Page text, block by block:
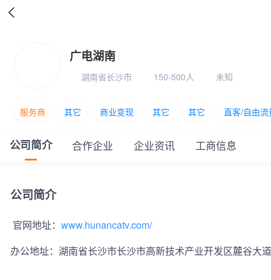

广电湖南
湖南省长沙市 150-500人 未知
服务商 其它 商业变现 其它 其它 直客/自由流
公司简介 合作企业 企业资讯 工商信息
公司简介
官网地址： www.hunancatv.com/
办公地址： 湖南省长沙市长沙市高新技术产业开发区麓谷大